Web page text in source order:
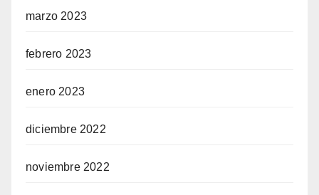
marzo 2023
febrero 2023
enero 2023
diciembre 2022
noviembre 2022